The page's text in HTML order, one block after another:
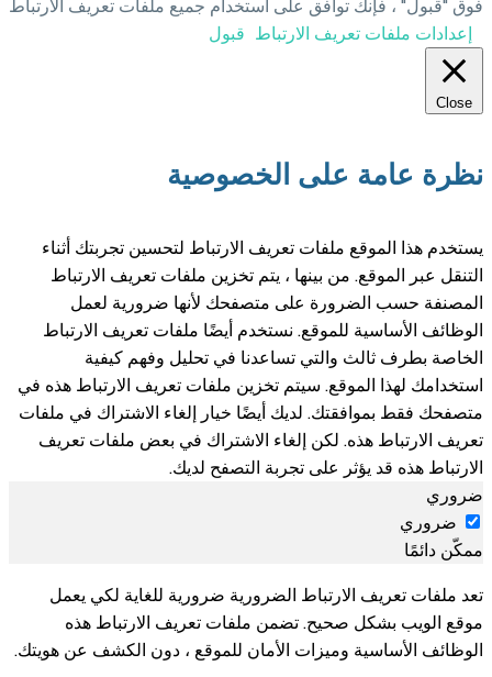
جميع ملفات تعريف الارتباط
قبول
الارتباط لتحسين تجربتك أثناء
تخزين ملفات تعريف الارتباط
لأنها ضرورية لعمل
أيضًا ملفات تعريف الارتباط
في تحليل وفهم كيفية
ملفات تعريف الارتباط هذه في
خيار إلغاء الاشتراك في ملفات
الاشتراك في بعض ملفات تعريف
التصفح لديك.
ضرورية للغاية لكي يعمل
تعريف الارتباط هذه
للموقع ، دون الكشف عن هويتك.